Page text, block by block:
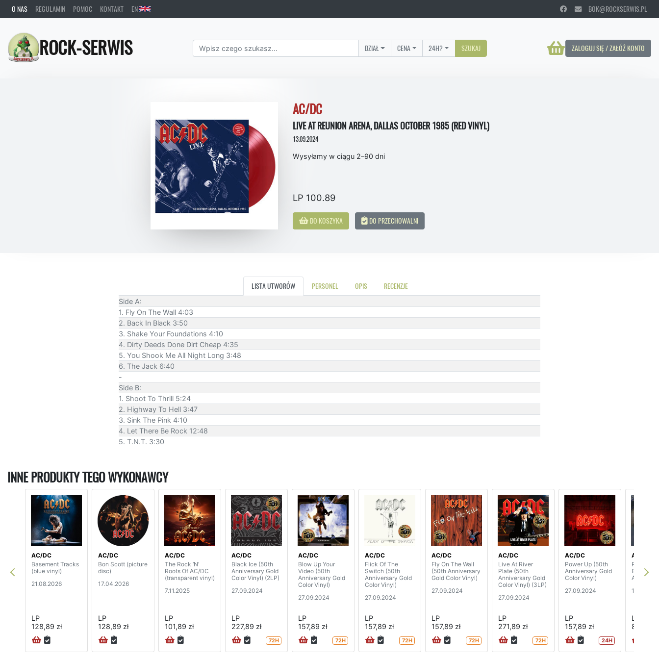
O NAS REGULAMIN POMOC KONTAKT EN BOK@ROCKSERWIS.PL
ROCK-SERWIS ZALOGUJ SIĘ / ZAŁÓŻ KONTO
DZIAŁ CENA 24H? SZUKAJ
AC/DC
LIVE AT REUNION ARENA, DALLAS OCTOBER 1985 (RED VINYL)
13.09.2024
Wysyłamy w ciągu 2–90 dni
LP 100.89
DO KOSZYKA DO PRZECHOWALNI
LISTA UTWORÓW PERSONEL OPIS RECENZJE
Side A:
1. Fly On The Wall 4:03
2. Back In Black 3:50
3. Shake Your Foundations 4:10
4. Dirty Deeds Done Dirt Cheap 4:35
5. You Shook Me All Night Long 3:48
6. The Jack 6:40
-
Side B:
1. Shoot To Thrill 5:24
2. Highway To Hell 3:47
3. Sink The Pink 4:10
4. Let There Be Rock 12:48
5. T.N.T. 3:30
INNE PRODUKTY TEGO WYKONAWCY
AC/DC
Basement Tracks
(blue vinyl)
21.08.2026
LP
128,89 zł
AC/DC
Bon Scott (picture
disc)
17.04.2026
LP
128,89 zł
AC/DC
The Rock ‘N’
Roots Of AC/DC
(transparent vinyl)
7.11.2025
LP
101,89 zł
AC/DC
Black Ice (50th
Anniversary Gold
Color Vinyl) (2LP)
27.09.2024
LP
227,89 zł
72H
AC/DC
Blow Up Your
Video (50th
Anniversary Gold
Color Vinyl)
27.09.2024
LP
157,89 zł
72H
AC/DC
Flick Of The
Switch (50th
Anniversary Gold
Color Vinyl)
27.09.2024
LP
157,89 zł
72H
AC/DC
Fly On The Wall
(50th Anniversary
Gold Color Vinyl)
27.09.2024
LP
157,89 zł
72H
AC/DC
Live At River
Plate (50th
Anniversary Gold
Color Vinyl) (3LP)
27.09.2024
LP
271,89 zł
72H
AC/DC
Power Up (50th
Anniversary Gold
Color Vinyl)
27.09.2024
LP
157,89 zł
24H
AC/DC
Paradise
Boston
August
LP
86,89 zł